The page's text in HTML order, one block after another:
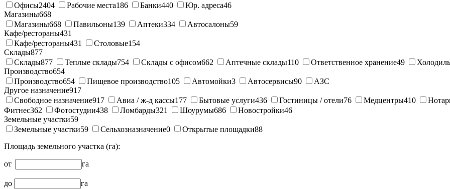
Офисы2404 Рабочие места186 Банки440 Юр. адреса46
Магазины668
Магазины668 Павильоны139 Аптеки334 Автосалоны59
Кафе/рестораны431
Кафе/рестораны431 Столовые154
Склады877
Склады877 Теплые склады754 Склады с офисом662 Аптечные склады110 Ответственное хранение49
Производство654
Производство654 Пищевое производство105 Автомойки3 Автосервисы90
АЗС
Другое назначение917
Свободное назначение917 Авиа / ж-д кассы177 Бытовые услуги436 Гостиницы / отели76 Медцентры410
Фитнес362 Фотостудии438 Ломбарды321 Шоурумы686 Новостройки46
Земельные участки59
Земельные участки59 Сельхозназначение0 Открытые площадки88
Площадь земельного участка (га):
от га
до
га